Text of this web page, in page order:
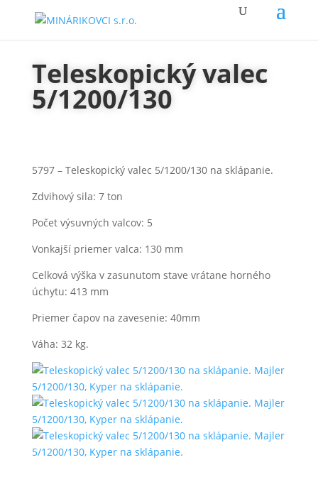
Teleskopický valec
5/1200/130
5797 – Teleskopický valec 5/1200/130 na sklápanie.
Zdvihový sila: 7 ton
Počet výsuvných valcov: 5
Vonkajší priemer valca: 130 mm
Celková výška v zasunutom stave vrátane horného
úchytu: 413 mm
Priemer čapov na zavesenie: 40mm
Váha: 32 kg.